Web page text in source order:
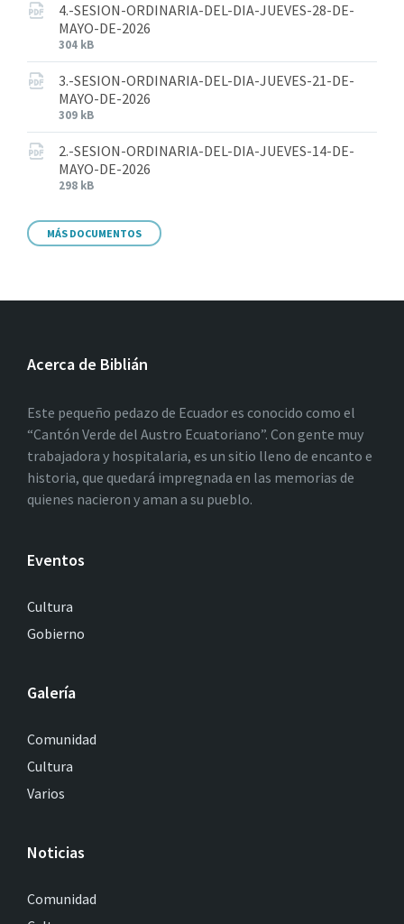
4.-SESION-ORDINARIA-DEL-DIA-JUEVES-28-DE-
MAYO-DE-2026
304 kB
3.-SESION-ORDINARIA-DEL-DIA-JUEVES-21-DE-
MAYO-DE-2026
309 kB
2.-SESION-ORDINARIA-DEL-DIA-JUEVES-14-DE-
MAYO-DE-2026
298 kB
MÁS DOCUMENTOS
Acerca de Biblián
Este pequeño pedazo de Ecuador es conocido como el
“Cantón Verde del Austro Ecuatoriano”. Con gente muy
trabajadora y hospitalaria, es un sitio lleno de encanto e
historia, que quedará impregnada en las memorias de
quienes nacieron y aman a su pueblo.
Eventos
Cultura
Gobierno
Galería
Comunidad
Cultura
Varios
Noticias
Comunidad